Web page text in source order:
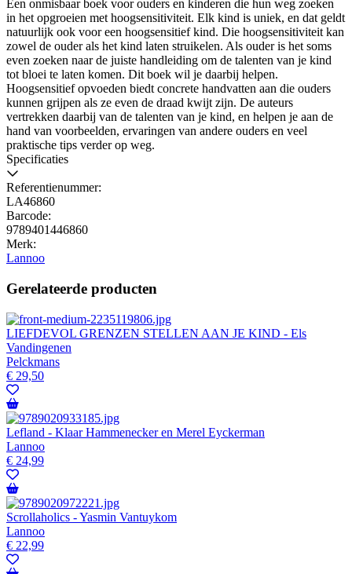
Een onmisbaar boek voor ouders en kinderen die hun weg zoeken
in het opgroeien met hoogsensitiviteit. Elk kind is uniek, en dat geldt
natuurlijk ook voor een hoogsensitief kind. Die hoogsensitiviteit kan
zowel de ouder als het kind laten struikelen. Als ouder is het soms
even zoeken naar de juiste handleiding om de talenten van je kind
tot bloei te laten komen. Dit boek wil je daarbij helpen.
Hoogsensitief opvoeden biedt concrete handvatten aan die ouders
kunnen grijpen als ze even de draad kwijt zijn. De auteurs
vertrekken daarbij van de talenten van je kind, en helpen je aan de
hand van voorbeelden, ervaringen van andere ouders en veel
praktische tips verder op weg.
Specificaties
Referentienummer:
LA46860
Barcode:
9789401446860
Merk:
Lannoo
Gerelateerde producten
LIEFDEVOL GRENZEN STELLEN AAN JE KIND - Els
Vandingenen
Pelckmans
€ 29,50
Lefland - Klaar Hammenecker en Merel Eyckerman
Lannoo
€ 24,99
Scrollaholics - Yasmin Vantuykom
Lannoo
€ 22,99